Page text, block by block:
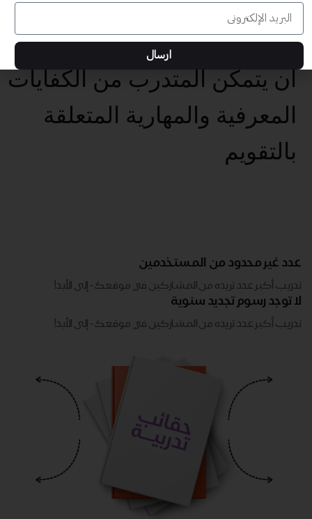
بتهيئة بيئات تعلم تفاعلية
وداعمة للمتعلم
أن يتمكن المتدرب من الكفايات
المعرفية والمهارية المتعلقة
بالتقويم
عدد غير محدود من المستخدمين
تدريب أكبر عدد تريده من المشاركين في موقعك - ​​إلى الأبد!
لا توجد رسوم تجديد سنوية
تدريب أكبر عدد تريده من المشاركين في موقعك - ​​إلى الأبد!
ارسال